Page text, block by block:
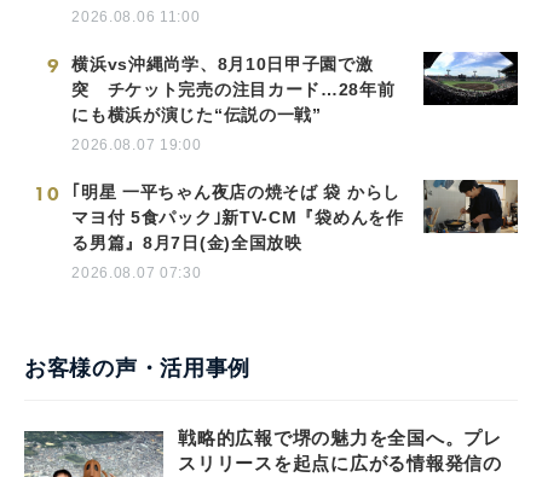
2026.08.06 11:00
9
横浜vs沖縄尚学、8月10日甲子園で激
突 チケット完売の注目カード…28年前
にも横浜が演じた“伝説の一戦”
2026.08.07 19:00
10
｢明星 一平ちゃん夜店の焼そば 袋 からし
マヨ付 5食パック｣新TV-CM『袋めんを作
る男篇』8月7日(金)全国放映
2026.08.07 07:30
お客様の声・活用事例
戦略的広報で堺の魅力を全国へ。プレ
スリリースを起点に広がる情報発信の